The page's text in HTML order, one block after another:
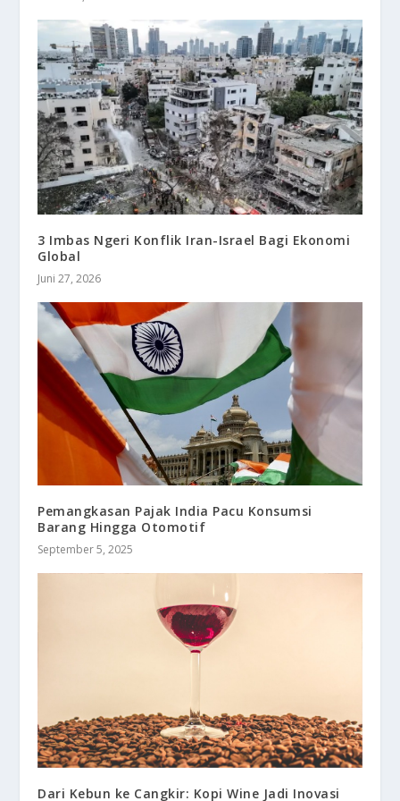
3 Imbas Ngeri Konflik Iran-Israel Bagi Ekonomi
Global
Juni 27, 2026
Pemangkasan Pajak India Pacu Konsumsi
Barang Hingga Otomotif
September 5, 2025
Dari Kebun ke Cangkir: Kopi Wine Jadi Inovasi